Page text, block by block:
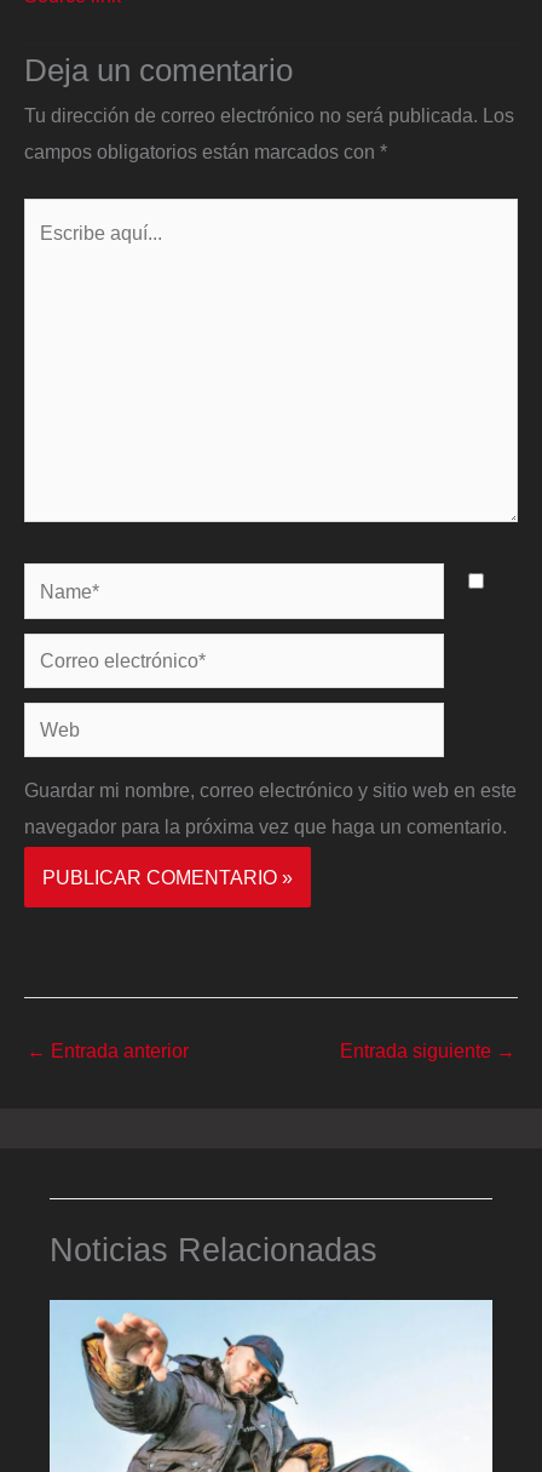
Deja un comentario
Tu dirección de correo electrónico no será publicada. Los
campos obligatorios están marcados con *
Name*
Correo
electrónico*
Web
Guardar mi nombre, correo electrónico y sitio web en este
navegador para la próxima vez que haga un comentario.
← Entrada anterior Entrada siguiente →
Noticias Relacionadas